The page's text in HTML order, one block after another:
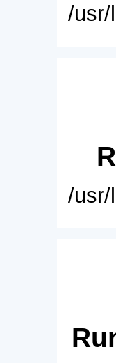
/usr/
/usr/